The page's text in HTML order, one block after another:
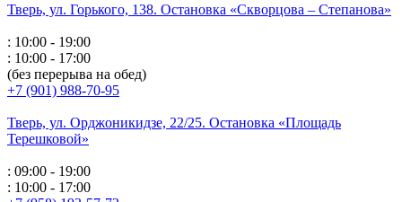
Тверь, ул. Горького, 138. Остановка «Скворцова – Степанова»
: 10:00 - 19:00
: 10:00 - 17:00
(без перерыва на обед)
+7 (901) 988-70-95
Тверь, ул. Орджоникидзе, 22/25. Остановка «Площадь
Терешковой»
: 09:00 - 19:00
: 10:00 - 17:00